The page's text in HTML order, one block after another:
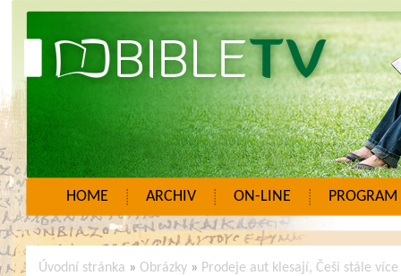
HOME ARCHIV ON-LINE PROGRAM
Úvodní stránka » Obrázky » Prodeje aut klesají, Češi stále